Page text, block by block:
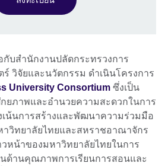
บสำนักงานปลัดกระทรวงการ
วิจัยและนวัตกรรม ดำเนินโครงการ
University Consortium ซึ่งเป็น
กยภาพและอำนวยความสะดวกในการ
น้นการสร้างและพัฒนาความร่วมมือ
าวิทยาลัยไทยและสหราชอาณาจักร
หน้าของมหาวิทยาลัยไทยในการ
ด้านคุณภาพการเรียนการสอนและ